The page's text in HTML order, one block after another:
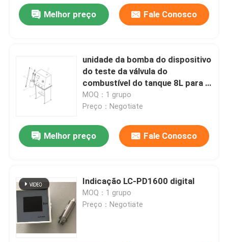
Para casa
Vídeos
Visita à fábrica
Controle de qualidade
Notícias
Melhor preço Fale Conosco
unidade da bomba do dispositivo
do teste da válvula do
combustível do tanque 8L para o
motor diesel do CCM Meb Mec
MOQ：1 grupo
Preço：Negotiate
Melhor preço Fale Conosco
Indicação LC-PD1600 digital
MOQ：1 grupo
Preço：Negotiate